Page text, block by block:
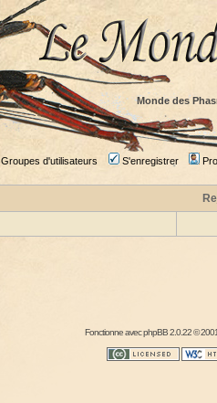
Monde des
Groupes d'utilisateurs S'enregistrer
Fonctionne avecphpBB2.0.22 ©